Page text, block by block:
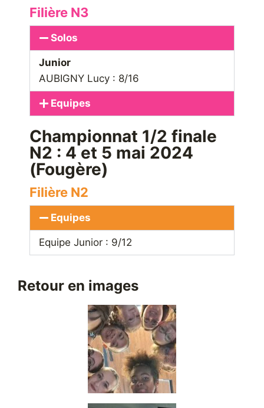
Filière N3
Solos
Junior
AUBIGNY Lucy : 8/16
Equipes
Championnat 1/2 finale
N2 : 4 et 5 mai 2024
(Fougère)
Filière N2
Equipes
Equipe Junior : 9/12
Retour en images